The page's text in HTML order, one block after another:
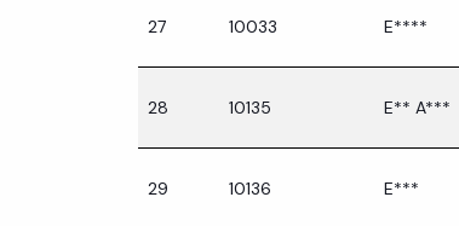
27 10033 E****
28 10135 E** A***
29 10136 E***